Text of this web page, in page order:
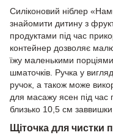
Силіконовий ніблер
знайомити дитину з
продуктами під час
контейнер дозволяє
їжу маленькими
шматочків. Ручка у
ручок, а також може
для масажу ясен під час
близько 10,5 см
Щіточка для чистки